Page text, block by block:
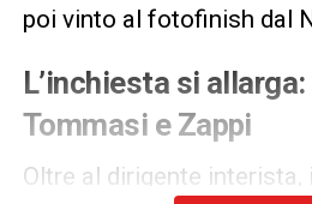
poi vinto al fotofinish dal
L’inchiesta si
Tommasi e Zappi
Oltre al dirigente